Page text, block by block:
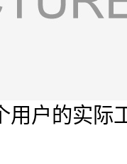
用户的实际